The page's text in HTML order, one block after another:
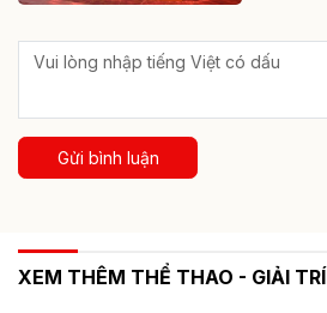
Gửi bình luận
XEM THÊM THỂ THAO - GIẢI TRÍ